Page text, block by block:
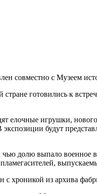
совместно с Музеем
готовились к
елочные игрушки,
будут
чью долю выпало
с хроникой из архива